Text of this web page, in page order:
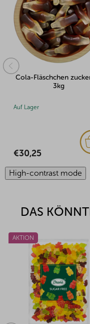
Cola-Fläschchen
3kg
Auf Lager
€30,25
High-contrast mode
DAS
AKTION